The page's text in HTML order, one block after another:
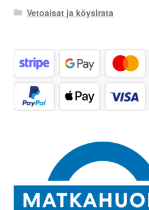
Vetoaisat ja köysirata